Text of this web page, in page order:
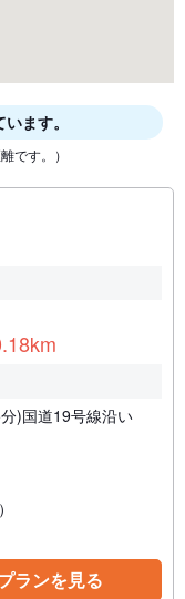
ます。
です。）
)国道19号線沿い
ランを見る